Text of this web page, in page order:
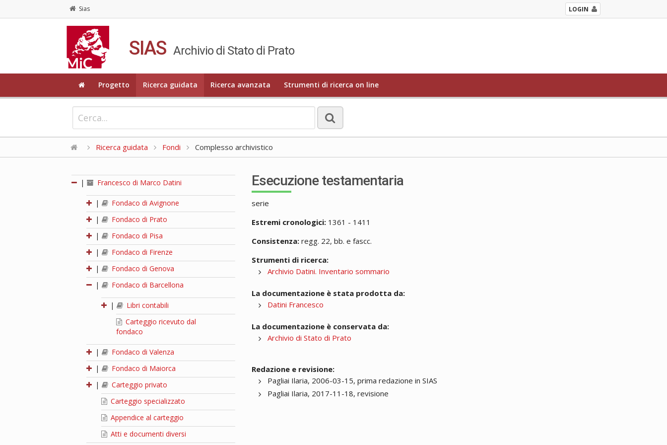
Sias LOGIN
SIAS Archivio di Stato di Prato
Progetto Ricerca guidata Ricerca avanzata Strumenti di ricerca on line
Ricerca guidata Fondi Complesso archivistico
| Francesco di Marco Datini
|
Fondaco di Avignone
|
Fondaco di Prato
|
Fondaco di Pisa
|
Fondaco di Firenze
|
Fondaco di Genova
|
Fondaco di Barcellona
|
Libri contabili
Carteggio ricevuto dal
fondaco
|
Fondaco di Valenza
|
Fondaco di Maiorca
|
Carteggio privato
Carteggio specializzato
Appendice al carteggio
Atti e documenti diversi
Esecuzione testamentaria
serie
Estremi cronologici: 1361 - 1411
Consistenza: regg. 22, bb. e fascc.
Strumenti di ricerca:
Archivio Datini. Inventario sommario
La documentazione è stata prodotta da:
Datini Francesco
La documentazione è conservata da:
Archivio di Stato di Prato
Redazione e revisione:
Pagliai Ilaria, 2006-03-15, prima redazione in SIAS
Pagliai Ilaria, 2017-11-18, revisione